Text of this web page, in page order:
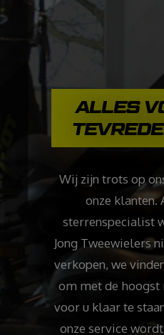
ALLES
Wij zijn trots op
onze klanten.
sterrenspecialist
Jong Tweewielers
verkopen, we
om met de
voor u klaar te
onze service